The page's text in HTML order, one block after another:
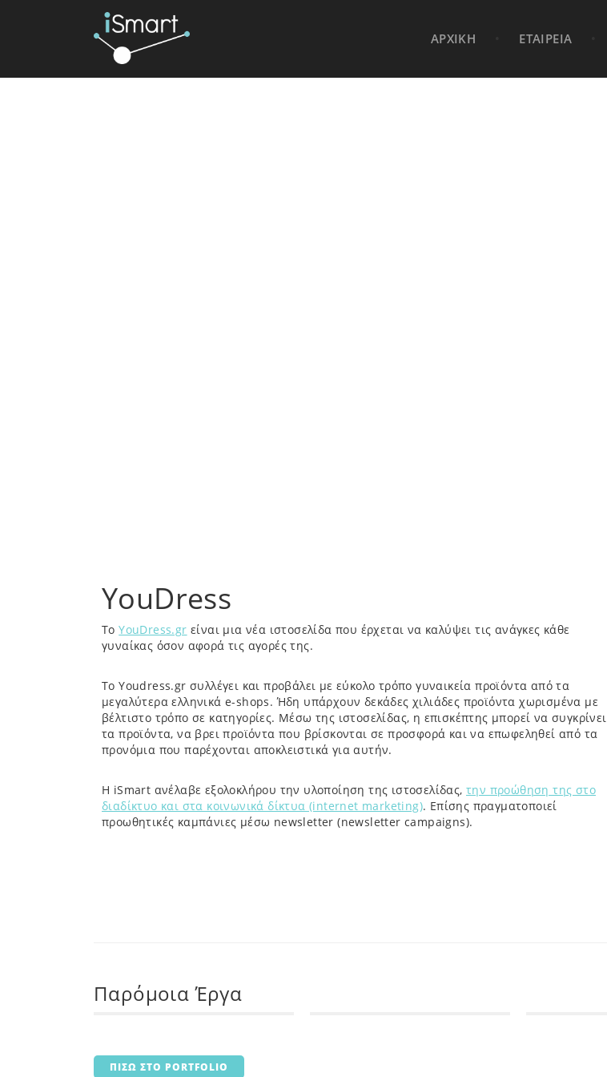
ΑΡΧΙΚΗ ΕΤΑΙΡΕΙΑ
YouDress
ΤοYouDress.gr είναι μια νέα ιστοσελίδα που έρχεται να καλύψει τις ανάγκες κάθε
γυναίκας όσον αφορά τις αγορές της.
Το Youdress.gr συλλέγει και προβάλει με εύκολο τρόπο γυναικεία προϊόντα από τα
μεγαλύτερα ελληνικά e-shops. Ήδη υπάρχουν δεκάδες χιλιάδες προϊόντα χωρισμένα με
βέλτιστο τρόπο σε κατηγορίες. Μέσω της ιστοσελίδας, η επισκέπτης μπορεί να συγκρίνει
τα προϊόντα, να βρει προϊόντα που βρίσκονται σε προσφορά και να επωφεληθεί από τα
προνόμια που παρέχονται αποκλειστικά για αυτήν.
Η iSmart ανέλαβε εξολοκλήρου την υλοποίηση της ιστοσελίδας, την προώθηση της στο
διαδίκτυο και στα κοινωνικά δίκτυα (internet marketing). Επίσης πραγματοποιεί
προωθητικές καμπάνιες μέσω newsletter (newsletter campaigns).
Παρόμοια Έργα
ΠΙΣΩ ΣΤΟ PORTFOLIO